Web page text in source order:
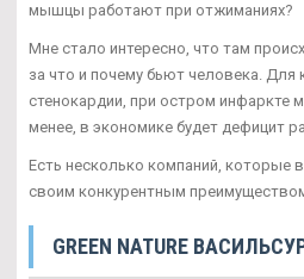
мышцы работают при отжиманиях?
Мне стало интересно, что там
за что и почему бьют человека. Для
стенокардии, при остром инфаркте
менее, в экономике будет дефицит
Есть несколько компаний, которые
своим конкурентным
GREEN NATURE